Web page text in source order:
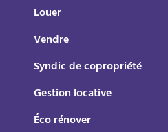
Louer
Vendre
Syndic de copropriété
Gestion locative
Éco rénover